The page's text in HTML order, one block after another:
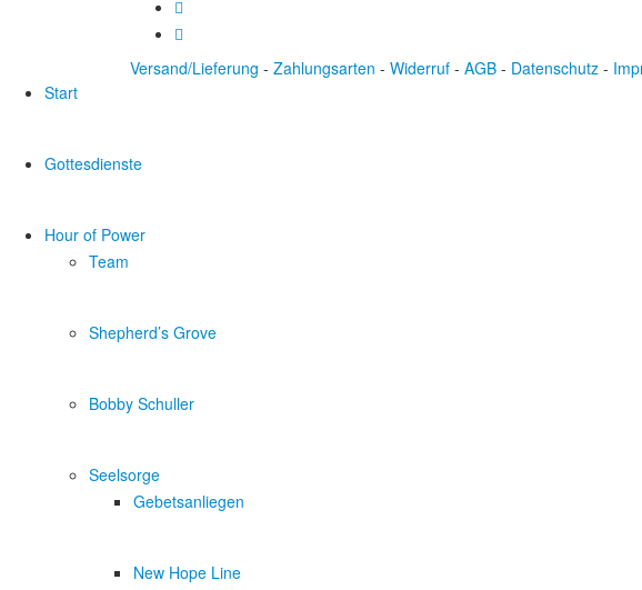
Versand/Lieferung - Zahlungsarten - Widerruf - AGB - Datenschutz -
Start
Gottesdienste
Hour of Power
Team
Shepherd’s Grove
Bobby Schuller
Seelsorge
Gebetsanliegen
New Hope Line